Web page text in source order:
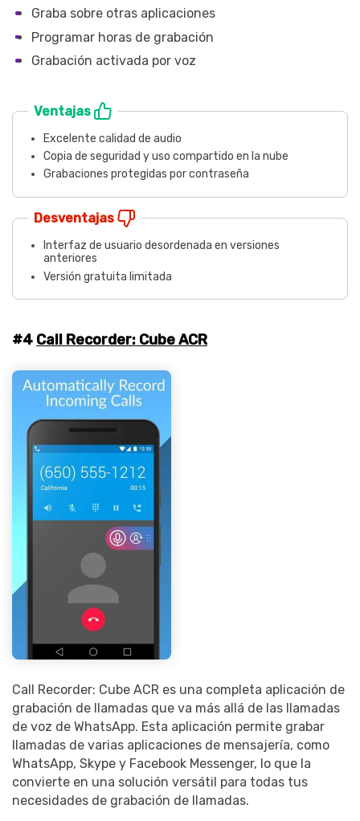
Graba sobre otras aplicaciones
Programar horas de grabación
Grabación activada por voz
Ventajas
Excelente calidad de audio
Copia de seguridad y uso compartido en la nube
Grabaciones protegidas por contraseña
Desventajas
Interfaz de usuario desordenada en versiones
anteriores
Versión gratuita limitada
#4 Call Recorder: Cube ACR
Call Recorder: Cube ACR es una completa aplicación de
grabación de llamadas que va más allá de las llamadas
de voz de WhatsApp. Esta aplicación permite grabar
llamadas de varias aplicaciones de mensajería, como
WhatsApp, Skype y Facebook Messenger, lo que la
convierte en una solución versátil para todas tus
necesidades de grabación de llamadas.